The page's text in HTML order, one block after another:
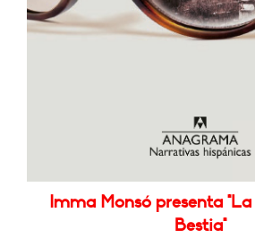
Imma Monsó presenta
Bestia"